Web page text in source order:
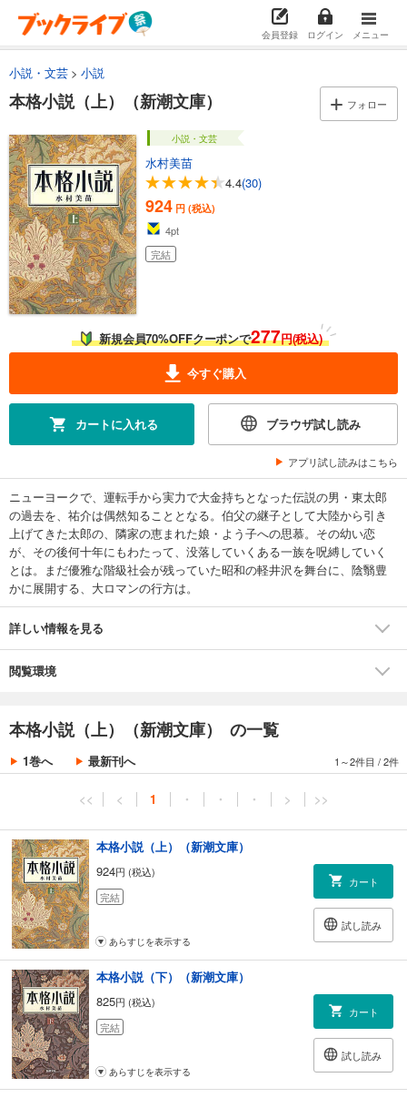
会員登録 ログイン メニュー
小説・文芸 小説
本格小説（上）（新潮文庫） フォロー
小説・文芸
水村美苗
4.4(30)
924 円 (税込)
4pt
完結
新規会員70%OFFクーポンで277円(税込)
今すぐ購入
カートに入れる ブラウザ試し読み
アプリ試し読みはこちら
ニューヨークで、運転手から実力で大金持ちとなった伝説の男・東太郎
の過去を、祐介は偶然知ることとなる。伯父の継子として大陸から引き
上げてきた太郎の、隣家の恵まれた娘・よう子への思慕。その幼い恋
が、その後何十年にもわたって、没落していくある一族を呪縛していく
とは。まだ優雅な階級社会が残っていた昭和の軽井沢を舞台に、陰翳豊
かに展開する、大ロマンの行方は。
詳しい情報を見る
閲覧環境
本格小説（上）（新潮文庫） の一覧
1巻へ 最新刊へ 1～2件目 /2件
<< < 1 ・ ・ ・ > >>
本格小説（上）（新潮文庫）
924円 (税込)
完結
カート
試し読み
あらすじを表示する
本格小説（下）（新潮文庫）
825円 (税込)
完結
カート
試し読み
あらすじを表示する